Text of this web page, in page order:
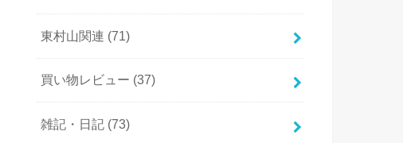
東村山関連 (71)
買い物レビュー (37)
雑記・日記 (73)